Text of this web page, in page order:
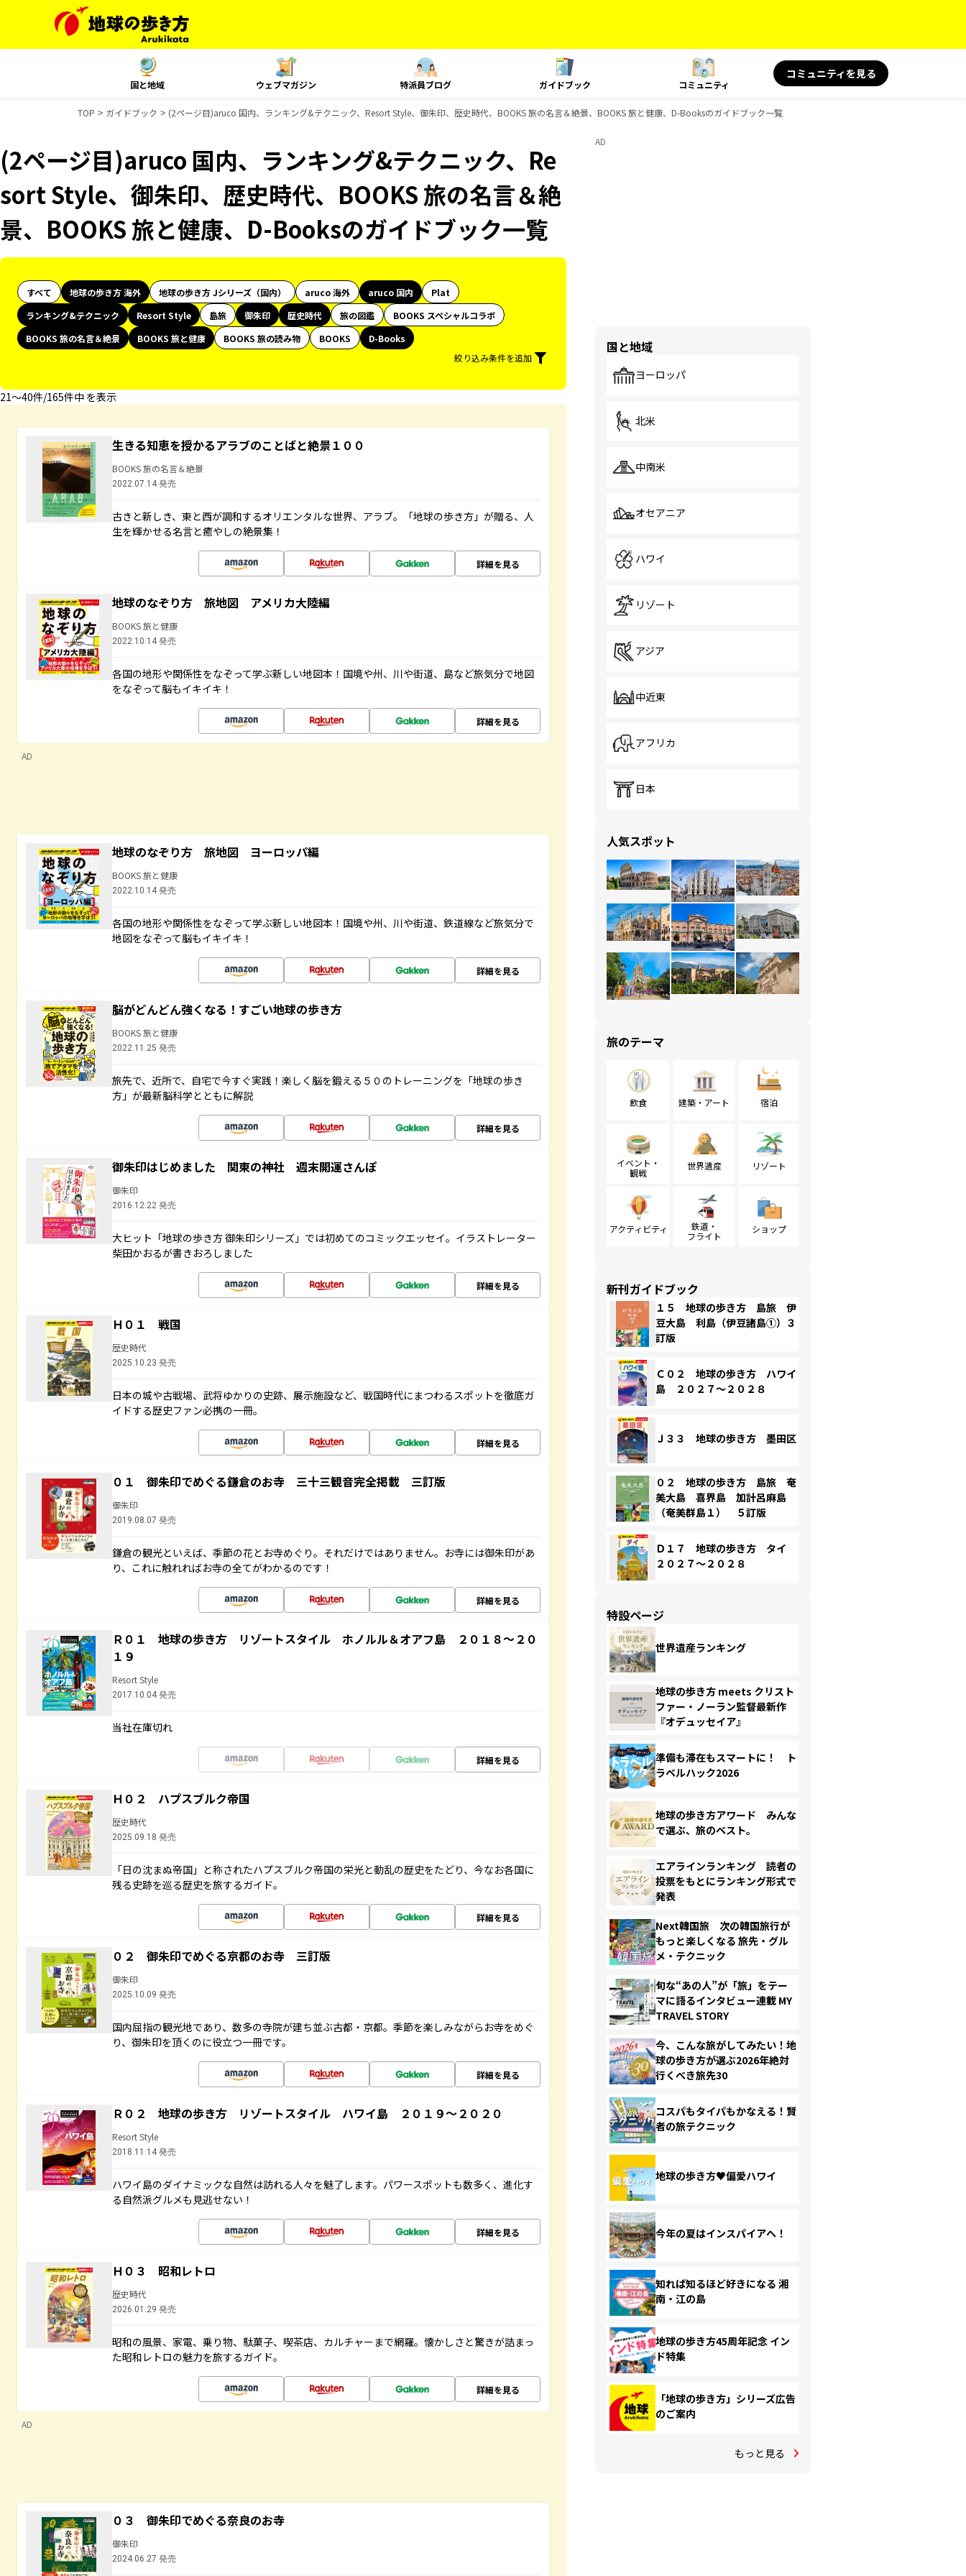
国と地域 ウェブマガジン 特派員ブログ ガイドブック コミュニティ
コミュニティを見る
TOP ガイドブック (2ページ目)aruco 国内、ランキング&テクニック、Resort Style、御朱印、歴史時代、BOOKS 旅の名言＆絶景、BOOKS 旅と健康、D-Booksのガイドブック一覧
(2ページ目)aruco 国内、ランキング&テクニック、Re
sort Style、御朱印、歴史時代、BOOKS 旅の名言＆絶
景、BOOKS 旅と健康、D-Booksのガイドブック一覧
すべて 地球の歩き方 海外 地球の歩き方 Jシリーズ（国内） aruco 海外 aruco 国内
Plat
ランキング&テクニック
Resort Style 島旅 御朱印 歴史時代 旅の図鑑
BOOKS スペシャルコラボ
BOOKS 旅の名言＆絶景
BOOKS 旅と健康 BOOKS 旅の読み物 BOOKS
D-Books
絞り込み条件を追加
21〜40件/165件中 を表示
生きる知恵を授かるアラブのことばと絶景１００
BOOKS 旅の名言＆絶景
2022.07.14 発売
古きと新しき、東と西が調和するオリエンタルな世界、アラブ。「地球の歩き方」が贈る、人
生を輝かせる名言と癒やしの絶景集！
詳細を見る
地球のなぞり方 旅地図 アメリカ大陸編
BOOKS 旅と健康
2022.10.14 発売
各国の地形や関係性をなぞって学ぶ新しい地図本！国境や州、川や街道、島など旅気分で地図
をなぞって脳もイキイキ！
詳細を見る
AD
地球のなぞり方 旅地図 ヨーロッパ編
BOOKS 旅と健康
2022.10.14 発売
各国の地形や関係性をなぞって学ぶ新しい地図本！国境や州、川や街道、鉄道線など旅気分で
地図をなぞって脳もイキイキ！
詳細を見る
脳がどんどん強くなる！すごい地球の歩き方
BOOKS 旅と健康
2022.11.25 発売
旅先で、近所で、自宅で今すぐ実践！楽しく脳を鍛える５０のトレーニングを「地球の歩き
方」が最新脳科学とともに解説
詳細を見る
御朱印はじめました 関東の神社 週末開運さんぽ
御朱印
2016.12.22 発売
大ヒット「地球の歩き方 御朱印シリーズ」では初めてのコミックエッセイ。イラストレーター
柴田かおるが書きおろしました
詳細を見る
Ｈ０１ 戦国
歴史時代
2025.10.23 発売
日本の城や古戦場、武将ゆかりの史跡、展示施設など、戦国時代にまつわるスポットを徹底ガ
イドする歴史ファン必携の一冊。
詳細を見る
０１ 御朱印でめぐる鎌倉のお寺 三十三観音完全掲載 三訂版
御朱印
2019.08.07 発売
鎌倉の観光といえば、季節の花とお寺めぐり。それだけではありません。お寺には御朱印があ
り、これに触れればお寺の全てがわかるのです！
詳細を見る
Ｒ０１ 地球の歩き方 リゾートスタイル ホノルル＆オアフ島 ２０１８～２０
１９
Resort Style
2017.10.04 発売
当社在庫切れ
詳細を見る
Ｈ０２ ハプスブルク帝国
歴史時代
2025.09.18 発売
「日の沈まぬ帝国」と称されたハプスブルク帝国の栄光と動乱の歴史をたどり、今なお各国に
残る史跡を巡る歴史を旅するガイド。
詳細を見る
０２ 御朱印でめぐる京都のお寺 三訂版
御朱印
2025.10.09 発売
国内屈指の観光地であり、数多の寺院が建ち並ぶ古都・京都。季節を楽しみながらお寺をめぐ
り、御朱印を頂くのに役立つ一冊です。
詳細を見る
Ｒ０２ 地球の歩き方 リゾートスタイル ハワイ島 ２０１９～２０２０
Resort Style
2018.11.14 発売
ハワイ島のダイナミックな自然は訪れる人々を魅了します。パワースポットも数多く、進化す
る自然派グルメも見逃せない！
詳細を見る
Ｈ０３ 昭和レトロ
歴史時代
2026.01.29 発売
昭和の風景、家電、乗り物、駄菓子、喫茶店、カルチャーまで網羅。懐かしさと驚きが詰まっ
た昭和レトロの魅力を旅するガイド。
詳細を見る
AD
０３ 御朱印でめぐる奈良のお寺
御朱印
2024.06.27 発売
AD
国と地域
ヨーロッパ
北米
中南米
オセアニア
ハワイ
リゾート
アジア
中近東
アフリカ
日本
人気スポット
旅のテーマ
飲食 建築・アート 宿泊
イベント・
観戦
世界遺産 リゾート
アクティビティ
鉄道・
フライト
ショップ
新刊ガイドブック
１５ 地球の歩き方 島旅 伊
豆大島 利島（伊豆諸島①）３
訂版
Ｃ０２ 地球の歩き方 ハワイ
島 ２０２７～２０２８
Ｊ３３ 地球の歩き方 墨田区
０２ 地球の歩き方 島旅 奄
美大島 喜界島 加計呂麻島
（奄美群島１） ５訂版
Ｄ１７ 地球の歩き方 タイ
２０２７～２０２８
特設ページ
世界遺産ランキング
地球の歩き方 meets クリスト
ファー・ノーラン監督最新作
『オデュッセイア』
準備も滞在もスマートに！ ト
ラベルハック2026
地球の歩き方アワード みんな
で選ぶ、旅のベスト。
エアラインランキング 読者の
投票をもとにランキング形式で
発表
Next韓国旅 次の韓国旅行が
もっと楽しくなる 旅先・グル
メ・テクニック
旬な“あの人”が「旅」をテー
マに語るインタビュー連載 MY
TRAVEL STORY
今、こんな旅がしてみたい！地
球の歩き方が選ぶ2026年絶対
行くべき旅先30
コスパもタイパもかなえる！賢
者の旅テクニック
地球の歩き方♥偏愛ハワイ
今年の夏はインスパイアへ！
知れば知るほど好きになる 湘
南・江の島
地球の歩き方45周年記念 イン
ド特集
「地球の歩き方」シリーズ広告
のご案内
もっと見る